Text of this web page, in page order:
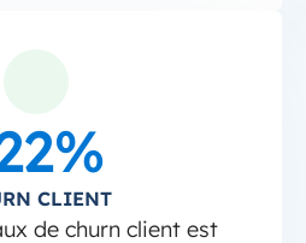
CLIENT
de churn client est